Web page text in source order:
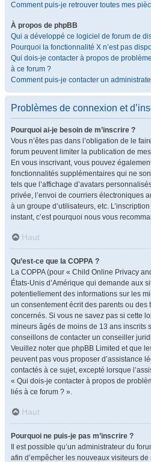
Comment puis-je retrouver toutes mes
À propos de phpBB
Qui a développé ce logiciel de forum de
Pourquoi la fonctionnalité X n’est pas
Qui dois-je contacter à propos de
à ce forum ?
Comment puis-je contacter un
Problèmes de connexion et
Pourquoi ai-je besoin de m’inscrire ?
Vous n’êtes pas dans l’obligation de le
forum peuvent limiter la publication de
En vous inscrivant, vous pouvez
fonctionnalités supplémentaires qui ne
tels que l’affichage d’avatars
privée, l’envoi de courriers électroniques
à un groupe d’utilisateurs, etc.
instant, c’est pourquoi nous vous
Haut
Qu’est-ce que la COPPA ?
La COPPA (pour « Child Online Privacy
États-Unis d’Amérique qui demande aux
potentiellement des informations sur les
un consentement écrit des parents ou des
concernés. Si vous ne savez pas si cette
mineurs âgés de moins de 13 ans inscrits
conseillons de contacter un conseiller
Veuillez noter que phpBB Limited et que
peuvent pas vous proposer d’assistance
contactés à ce sujet, excepté lorsque
« Qui dois-je contacter à propos de
liés à ce forum ? ».
Haut
Pourquoi ne puis-je pas m’inscrire ?
Il est possible qu’un administrateur du
afin d’empêcher les nouveaux visiteurs de